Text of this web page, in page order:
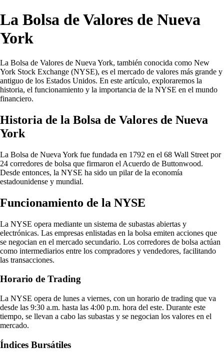
La Bolsa de Valores de Nueva
York
La Bolsa de Valores de Nueva York, también conocida como New
York Stock Exchange (NYSE), es el mercado de valores más grande y
antiguo de los Estados Unidos. En este artículo, exploraremos la
historia, el funcionamiento y la importancia de la NYSE en el mundo
financiero.
Historia de la Bolsa de Valores de Nueva
York
La Bolsa de Nueva York fue fundada en 1792 en el 68 Wall Street por
24 corredores de bolsa que firmaron el Acuerdo de Buttonwood.
Desde entonces, la NYSE ha sido un pilar de la economía
estadounidense y mundial.
Funcionamiento de la NYSE
La NYSE opera mediante un sistema de subastas abiertas y
electrónicas. Las empresas enlistadas en la bolsa emiten acciones que
se negocian en el mercado secundario. Los corredores de bolsa actúan
como intermediarios entre los compradores y vendedores, facilitando
las transacciones.
Horario de Trading
La NYSE opera de lunes a viernes, con un horario de trading que va
desde las 9:30 a.m. hasta las 4:00 p.m. hora del este. Durante este
tiempo, se llevan a cabo las subastas y se negocian los valores en el
mercado.
Índices Bursátiles